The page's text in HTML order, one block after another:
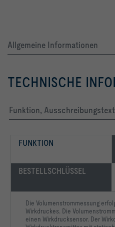
Allgemeine Informationen
TECHNISCHE
Funktion,
FUNKTION
BESTELLSCHLÜSSEL
Die Volumenstrommessung
Wirkdruckes. Die
einen Wirkdrucksensor. Der